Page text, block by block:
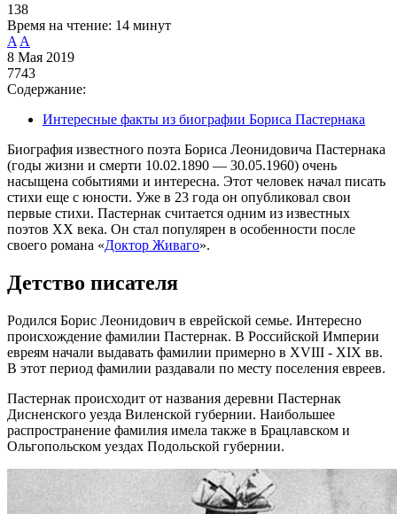
138
Время на чтение: 14 минут
A A
8 Мая 2019
7743
Содержание:
Интересные факты из биографии Бориса Пастернака
Биография известного поэта Бориса Леонидовича Пастернака
(годы жизни и смерти 10.02.1890 — 30.05.1960) очень
насыщена событиями и интересна. Этот человек начал писать
стихи еще с юности. Уже в 23 года он опубликовал свои
первые стихи. Пастернак считается одним из известных
поэтов XX века. Он стал популярен в особенности после
своего романа «Доктор Живаго».
Детство писателя
Родился Борис Леонидович в еврейской семье. Интересно
происхождение фамилии Пастернак. В Российской Империи
евреям начали выдавать фамилии примерно в XVIII - XIX вв.
В этот период фамилии раздавали по месту поселения евреев.
Пастернак происходит от названия деревни Пастернак
Дисненского уезда Виленской губернии. Наибольшее
распространение фамилия имела также в Брацлавском и
Ольгопольском уездах Подольской губернии.